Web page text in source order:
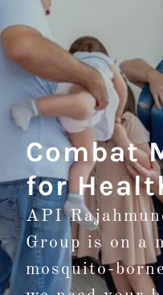
Combat
for
API
Group is on a
mosquito-